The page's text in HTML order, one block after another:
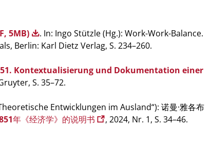
5MB)
. In: Ingo Stützle (Hg.): Work-Work-Balance.
Berlin: Karl Dietz Verlag, S. 234–260.
Kontextualisierung und Dokumentation einer
S. 35–72.
Entwicklungen im Ausland“): 诺曼·雅各布
年《经济学》的说明书
, 2024, Nr. 1, S. 34–46.